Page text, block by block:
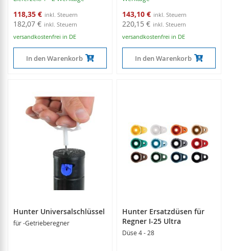
Sonderangebot
118,35 €
182,07 €
versandkostenfrei in DE
In den Warenkorb
Sonderangebot
143,10 €
220,15 €
versandkostenfrei in DE
In den Warenkorb
Hunter Universalschlüssel
für -Getrieberegner
Hunter Ersatzdüsen für
Regner I-25 Ultra
Düse 4 - 28